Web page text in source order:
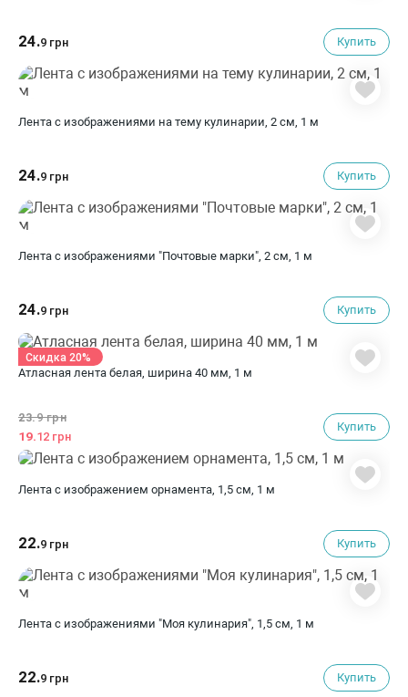
24.9 грн Купить
Лента с изображениями на тему кулинарии, 2 см, 1 м
24.9 грн Купить
Лента с изображениями "Почтовые марки", 2 см, 1 м
24.9 грн Купить
Атласная лента белая, ширина 40 мм, 1 м
23.9 грн
19.12 грн
Купить
Скидка 20%
Лента с изображением орнамента, 1,5 см, 1 м
22.9 грн Купить
Лента с изображениями "Моя кулинария", 1,5 см, 1 м
22.9 грн Купить